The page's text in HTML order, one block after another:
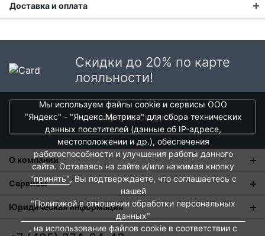
Swiss Diamond предоставляет возможность своим
потребителям во всем мире готовить пищу в домашних
семьи, выбирают продукцию Swiss Diamond® за ее
безопасность, экологичность и возможность
приготовления пищи без масла.
Доставка и оплата
Доставка в Москве и области
В Москве и Московской области доставка курьером до
Стоимость доставки в Москве в пределах МКАД399 руб.
в Московской Области и Москве за МКАД599 руб.
Интервал доставки по Московской области - с 10 до 22
При заказе в пункт выдачи СДЭК доставка по Москве
рассчитывается согласно тарифу СДЭК. Доставка в пункт
выдачи осуществляется только предоплаченных заказов.
Срок доставки от 1 до 2 дней.
Доставка крупногабаритных товаров и заказов с большим
Скидки до 20% по карте
лояльности!
получить скидки
О компании
О нас
Магазины
Новости
Сервисы
Оплата и тарифы доставки
Обмен и возврат
Юридическая информация
Пользовательское соглашение
Мы используем файлы cookie и сервисы ООО
"Яндекс" - "Яндекс.Метрика" для сбора технических
данных посетителей (данные об IP-адресе,
местоположении и др.), обеспечения
работоспособности и улучшения работы данного
сайта. Оставаясь на сайте и/или нажимая кнопку
"принять", Вы подтверждаете, что соглашаетесь с
нашей
"Политикой в отношении обработки персональных
данных"
, на использование файлов cookie в соответствии с